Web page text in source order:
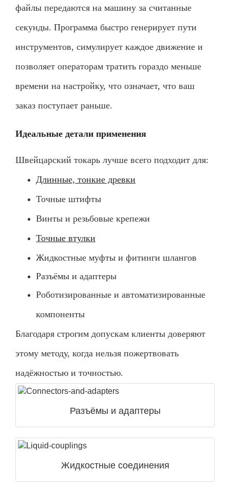
файлы передаются на машину за считанные
секунды. Программа быстро генерирует пути
инструментов, симулирует каждое движение и
позволяет операторам тратить гораздо меньше
времени на настройку, что означает, что ваш
заказ поступает раньше.
Идеальные детали применения
Швейцарский токарь лучше всего подходит для:
Длинные, тонкие древки
Точные штифты
Винты и резьбовые крепежи
Точные втулки
Жидкостные муфты и фитинги шлангов
Разъёмы и адаптеры
Роботизированные и автоматизированные
компоненты
Благодаря строгим допускам клиенты доверяют
этому методу, когда нельзя пожертвовать
надёжностью и точностью.
Разъёмы и адаптеры
Жидкостные соединения